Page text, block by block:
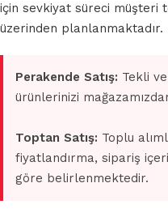
için sevkiyat süreci müşteri
üzerinden planlanmaktadır.
Perakende Satış: Tekli
ürünlerinizi
Toptan Satış: Toplu
fiyatlandırma, sipariş
göre belirlenmektedir.